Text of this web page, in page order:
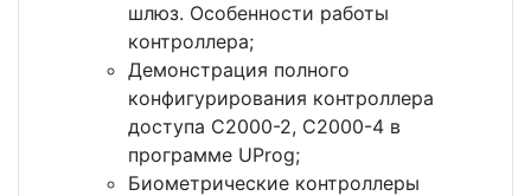
шлюз. Особенности работы
контроллера;
Демонстрация полного
конфигурирования контроллера
доступа С2000-2, С2000-4 в
программе UProg;
Биометрические контроллеры